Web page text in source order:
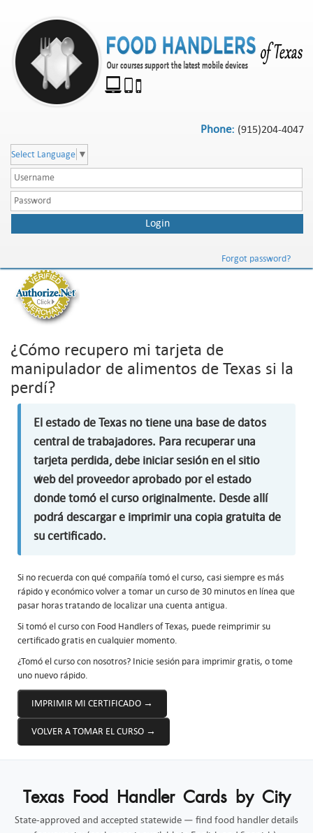
Phone: (915)204-4047
Select Language ▼
Forgot password?
¿Cómo recupero mi tarjeta de
manipulador de alimentos de Texas si la
perdí?
El estado de Texas no tiene una base de datos
central de trabajadores. Para recuperar una
tarjeta perdida, debe iniciar sesión en el sitio
web del proveedor aprobado por el estado
donde tomó el curso originalmente. Desde allí
podrá descargar e imprimir una copia gratuita de
su certificado.
Si no recuerda con qué compañía tomó el curso, casi siempre es más
rápido y económico volver a tomar un curso de 30 minutos en línea que
pasar horas tratando de localizar una cuenta antigua.
Si tomó el curso con Food Handlers of Texas, puede reimprimir su
certificado gratis en cualquier momento.
¿Tomó el curso con nosotros? Inicie sesión para imprimir gratis, o tome
uno nuevo rápido.
IMPRIMIR MI CERTIFICADO →
VOLVER A TOMAR EL CURSO →
Texas Food Handler Cards by City
State-approved and accepted statewide — find food handler details